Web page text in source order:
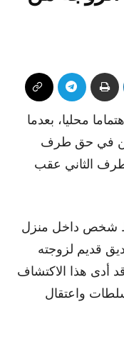
محليا، بعدما
في حق طرف
الثاني عقب
شخص داخل منزل
قديم لزوجته
أدى هذا الاكتشاف
واعتقال